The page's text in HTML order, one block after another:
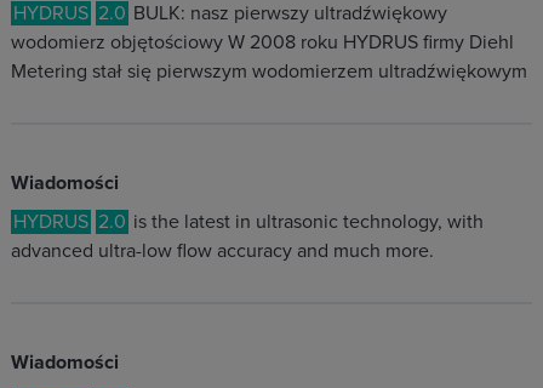
HYDRUS 2.0 BULK: nasz pierwszy ultradźwiękowy
wodomierz objętościowy W 2008 roku HYDRUS firmy Diehl
Metering stał się pierwszym wodomierzem ultradźwiękowym
Wiadomości
HYDRUS 2.0 is the latest in ultrasonic technology, with
advanced ultra-low flow accuracy and much more.
Wiadomości